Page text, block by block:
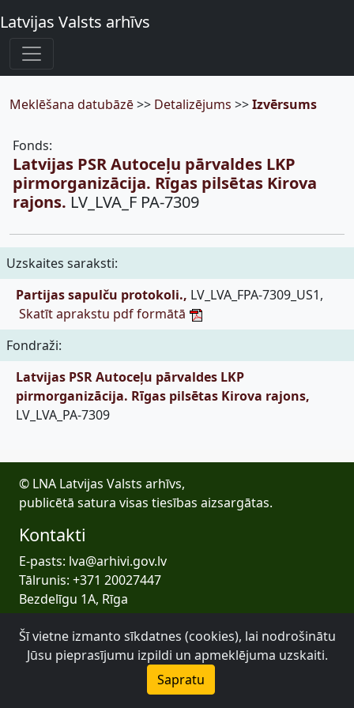
Latvijas Valsts arhīvs
Meklēšana datubāzē>> Detalizējums >>Izvērsums
Fonds:
Latvijas PSR Autoceļu pārvaldes LKP
pirmorganizācija. Rīgas pilsētas Kirova
rajons. LV_LVA_F PA-7309
Uzskaites saraksti:
Partijas sapulču protokoli., LV_LVA_FPA-7309_US1,
Skatīt aprakstu pdf formātā
Fondraži:
Latvijas PSR Autoceļu pārvaldes LKP
pirmorganizācija. Rīgas pilsētas Kirova rajons,
LV_LVA_PA-7309
© LNA Latvijas Valsts arhīvs,
publicētā satura visas tiesības aizsargātas.
Kontakti
E-pasts: lva@arhivi.gov.lv
Tālrunis: +371 20027447
Bezdelīgu 1A, Rīga
Latvijas Valsts arhīvs
Šī vietne izmanto sīkdatnes (cookies), lai nodrošinātu
Jūsu pieprasījumu izpildi un apmeklējuma uzskaiti.
Sapratu